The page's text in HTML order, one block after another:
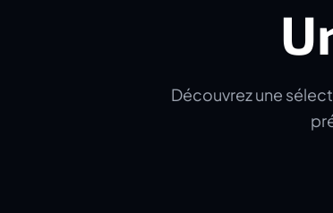
Découvrez une